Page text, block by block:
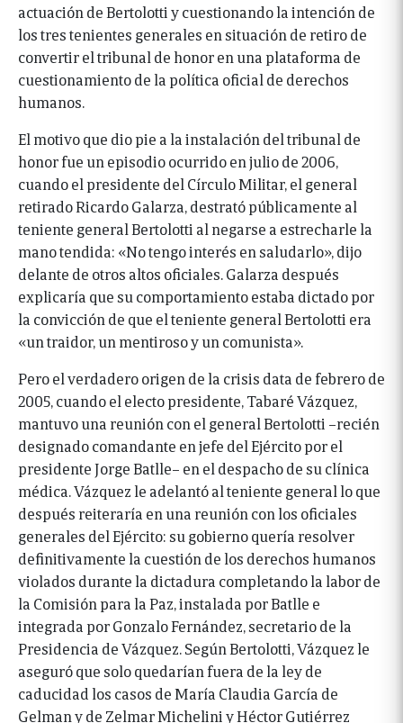
actuación de Bertolotti y cuestionando la intención de
los tres tenientes generales en situación de retiro de
convertir el tribunal de honor en una plataforma de
cuestionamiento de la política oficial de derechos
humanos.
El motivo que dio pie a la instalación del tribunal de
honor fue un episodio ocurrido en julio de 2006,
cuando el presidente del Círculo Militar, el general
retirado Ricardo Galarza, destrató públicamente al
teniente general Bertolotti al negarse a estrecharle la
mano tendida: «No tengo interés en saludarlo», dijo
delante de otros altos oficiales. Galarza después
explicaría que su comportamiento estaba dictado por
la convicción de que el teniente general Bertolotti era
«un traidor, un mentiroso y un comunista».
Pero el verdadero origen de la crisis data de febrero de
2005, cuando el electo presidente, Tabaré Vázquez,
mantuvo una reunión con el general Bertolotti –recién
designado comandante en jefe del Ejército por el
presidente Jorge Batlle– en el despacho de su clínica
médica. Vázquez le adelantó al teniente general lo que
después reiteraría en una reunión con los oficiales
generales del Ejército: su gobierno quería resolver
definitivamente la cuestión de los derechos humanos
violados durante la dictadura completando la labor de
la Comisión para la Paz, instalada por Batlle e
integrada por Gonzalo Fernández, secretario de la
Presidencia de Vázquez. Según Bertolotti, Vázquez le
aseguró que solo quedarían fuera de la ley de
caducidad los casos de María Claudia García de
Gelman y de Zelmar Michelini y Héctor Gutiérrez